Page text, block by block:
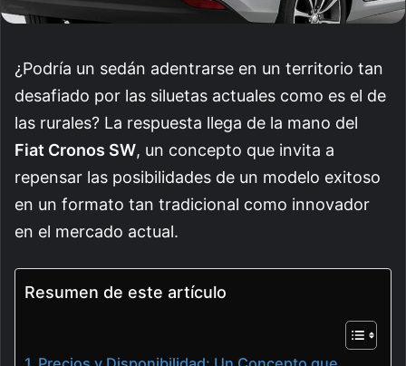
¿Podría un sedán adentrarse en un territorio tan
desafiado por las siluetas actuales como es el de
las rurales? La respuesta llega de la mano del
Fiat Cronos SW, un concepto que invita a
repensar las posibilidades de un modelo exitoso
en un formato tan tradicional como innovador
en el mercado actual.
Resumen de este artículo